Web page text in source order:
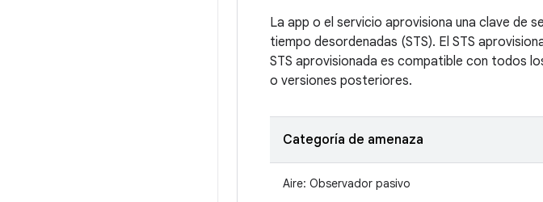
La app o el servicio aprovisiona una clave de
tiempo desordenadas (STS). El STS
STS aprovisionada es compatible con todos
o versiones posteriores.
Categoría de amenaza
Aire: Observador pasivo